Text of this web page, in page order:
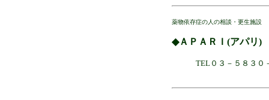
薬物依存症の人の相談・更生施設
◆ＡＰＡＲＩ(アパリ)
TEL０３－５８３０